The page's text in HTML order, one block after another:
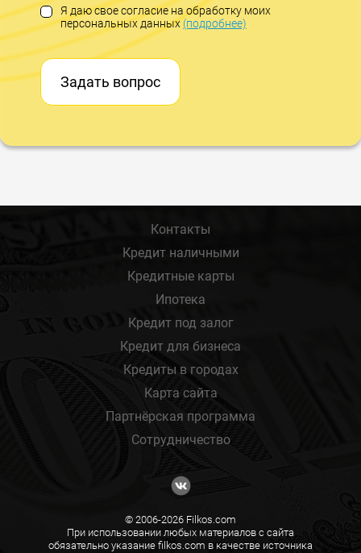
Я даю свое согласие на обработку моих
персональных данных(подробнее)
Задать вопрос
Контакты
Кредит наличными
Кредитные карты
Ипотека
Кредит под залог
Кредит для бизнеса
Кредиты в городах
Карта сайта
Партнёрская программа
Сотрудничество
© 2006-2026 Filkos.com
При использовании любых материалов с сайта
обязательно указание filkos.com в качестве источника